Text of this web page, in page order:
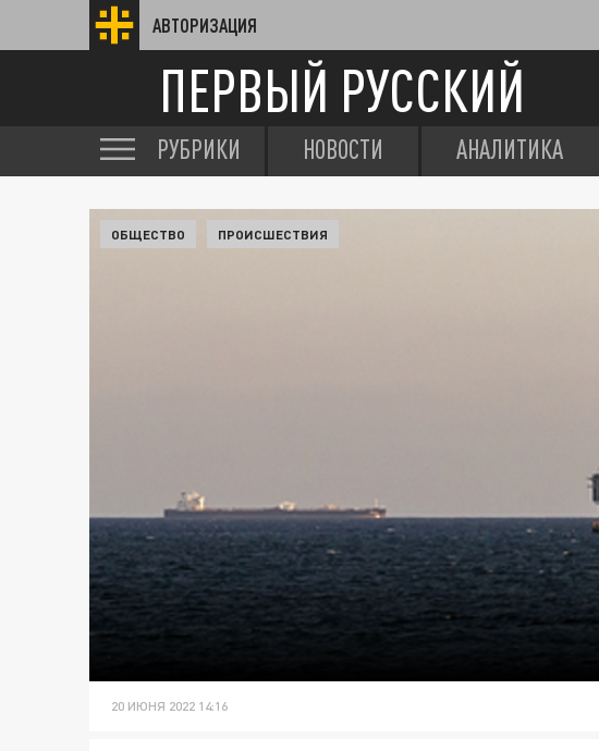
АВТОРИЗАЦИЯ
ПЕРВЫЙ РУССКИЙ
РУБРИКИ НОВОСТИ АНАЛИТИКА
ОБЩЕСТВО ПРОИСШЕСТВИЯ
20 ИЮНЯ 2022 14:16